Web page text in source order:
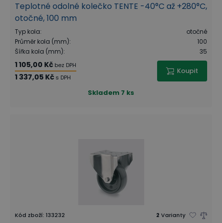
Teplotné odolné kolečko TENTE -40°C až +280°C,
otočné, 100 mm
Typ kola:
otočné
Průměr kola (mm):
100
Šířka kola (mm): 35
1 105,00 Kč bez DPH
1 337,05 Kč s DPH
Koupit
Skladem 7 ks
Kód zboží: 133232 2 Varianty